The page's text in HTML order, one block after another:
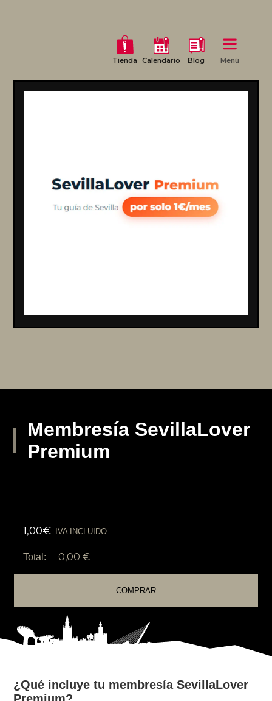
Tienda Calendario Blog Menú
Membresía SevillaLover
Premium
1,00€ IVA INCLUIDO
Total: 0,00 €
COMPRAR
¿Qué incluye tu membresía SevillaLover